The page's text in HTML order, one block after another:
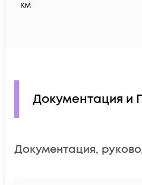
км
Документация и
Документация,